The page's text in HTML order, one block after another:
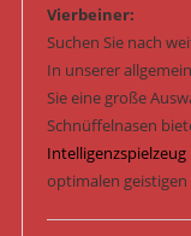
Vierbeiner:
Suchen Sie nach
In unserer
Sie eine große
Schnüffelnasen
optimalen geistigen